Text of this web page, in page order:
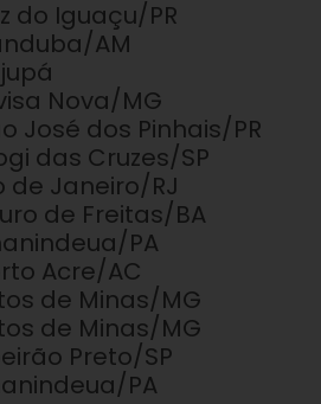
do Iguaçu/PR
AM
Nova/MG
José dos Pinhais/PR
das Cruzes/SP
de Janeiro/RJ
de Freitas/BA
PA
Acre/AC
de Minas/MG
de Minas/MG
Preto/SP
PA